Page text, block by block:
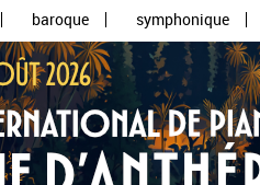
baroque symphonique